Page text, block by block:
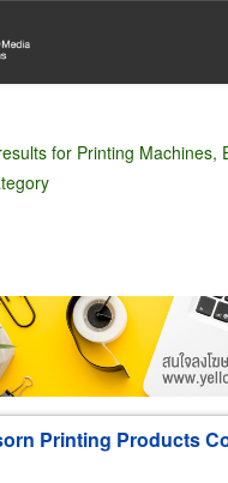
for Printing Machines,
Retail
Importer
Service
Printing Products